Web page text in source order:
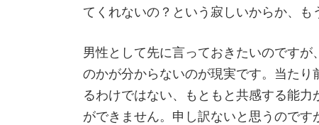
てくれないの？という寂しいからか、も
男性として先に言っておきたいのです
のかが分からないのが現実です。当た
るわけではない、もともと共感する能
ができません。申し訳ないと思うのです